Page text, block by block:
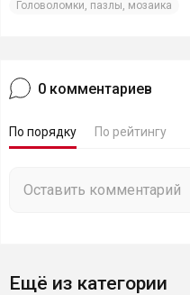
Головоломки, пазлы, мозаика
0 комментариев
По порядку По рейтингу
Ещё из категории